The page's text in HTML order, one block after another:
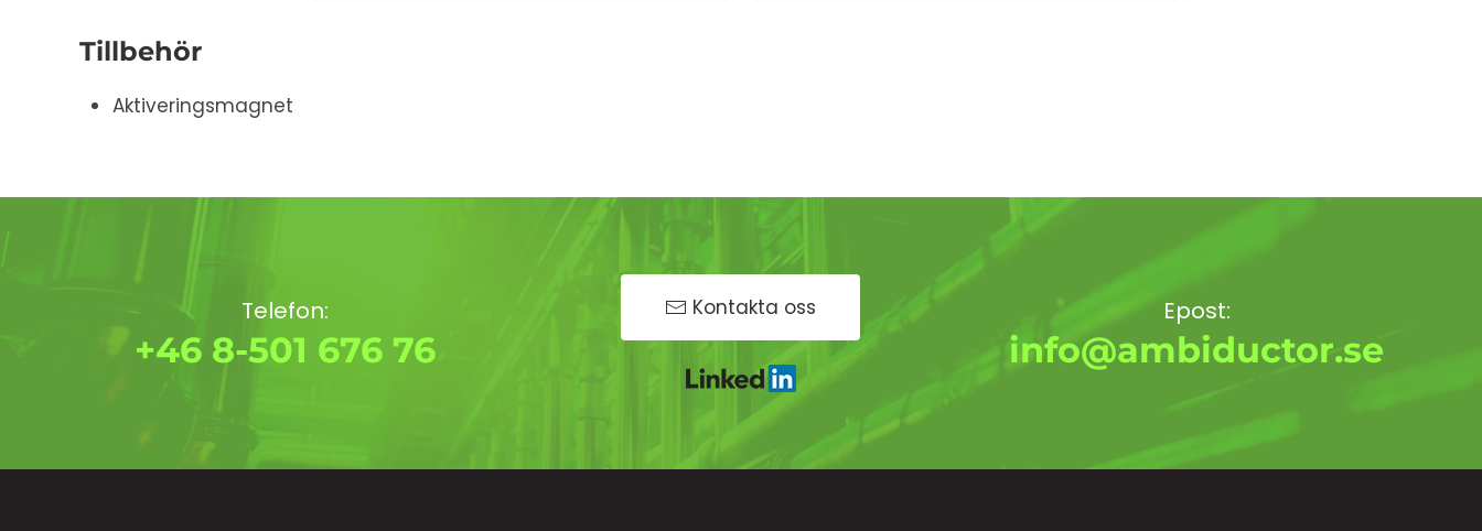
Tillbehör
Aktiveringsmagnet
Telefon:
+46 8-501 676 76
Kontakta oss Epost:
info@ambiductor.se